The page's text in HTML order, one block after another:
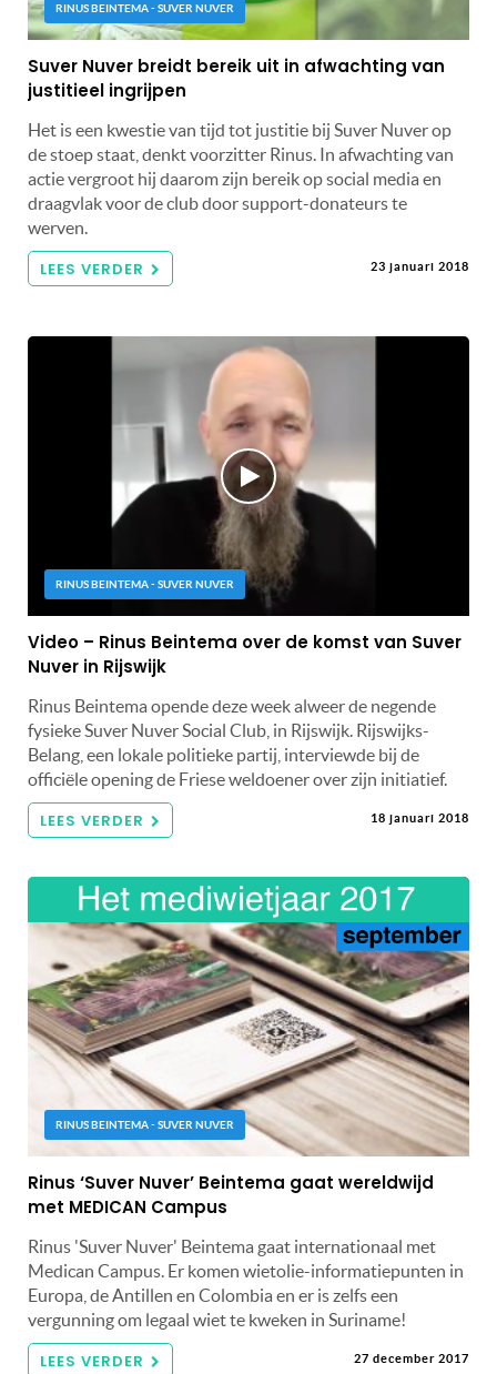
RINUS BEINTEMA - SUVER NUVER
Suver Nuver breidt bereik uit in afwachting van
justitieel ingrijpen
Het is een kwestie van tijd tot justitie bij Suver Nuver op
de stoep staat, denkt voorzitter Rinus. In afwachting van
actie vergroot hij daarom zijn bereik op social media en
draagvlak voor de club door support-donateurs te
werven.
LEES VERDER 23 januari 2018
RINUS BEINTEMA - SUVER NUVER
Video – Rinus Beintema over de komst van Suver
Nuver in Rijswijk
Rinus Beintema opende deze week alweer de negende
fysieke Suver Nuver Social Club, in Rijswijk. Rijswijks-
Belang, een lokale politieke partij, interviewde bij de
officiële opening de Friese weldoener over zijn initiatief.
LEES VERDER 18 januari 2018
RINUS BEINTEMA - SUVER NUVER
Rinus ‘Suver Nuver’ Beintema gaat wereldwijd
met MEDICAN Campus
Rinus 'Suver Nuver' Beintema gaat internationaal met
Medican Campus. Er komen wietolie-informatiepunten in
Europa, de Antillen en Colombia en er is zelfs een
vergunning om legaal wiet te kweken in Suriname!
LEES VERDER 27 december 2017